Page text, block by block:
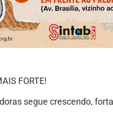
FORTE!
segue crescendo,